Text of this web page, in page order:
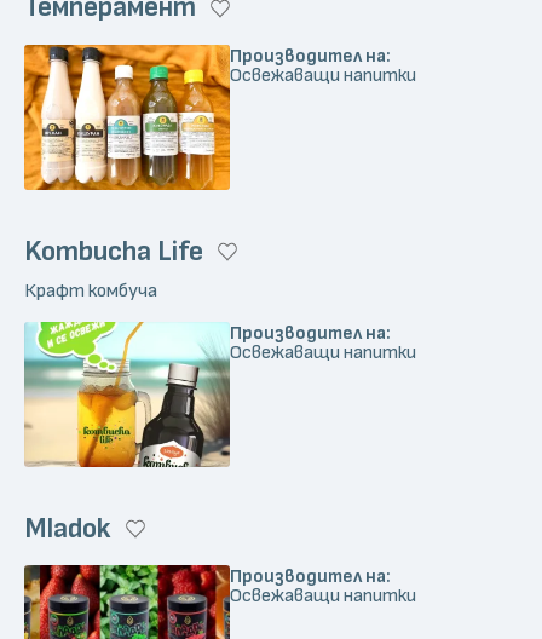
Темперамент
Производител на:
Освежаващи напитки
Kombucha Life
Крафт комбуча
Производител на:
Освежаващи напитки
Mladok
Производител на:
Освежаващи напитки